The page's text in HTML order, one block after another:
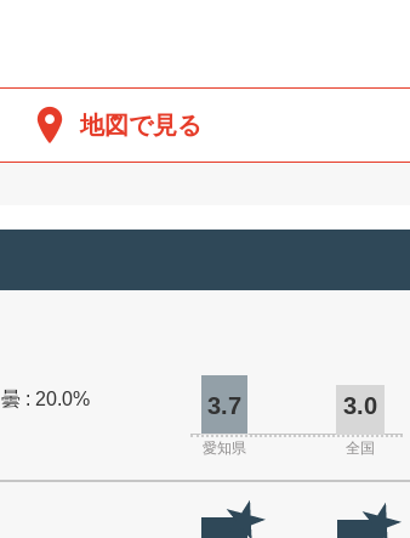
地図で見る
曇 : 20.0% 3.7 3.0
愛知県 全国